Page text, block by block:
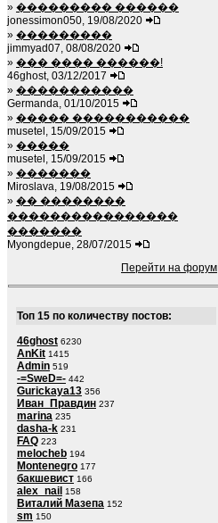
» ��������� ������
jonessimon050, 19/08/2020
» ���������
jimmyad07, 08/08/2020
» ��� ���� ������!
46ghost, 03/12/2017
» �����������
Germanda, 01/10/2015
» ����� �����������
musetel, 15/09/2015
» �����
musetel, 15/09/2015
» �������
Miroslava, 19/08/2015
» �� ��������
����������������
�������
Myongdepue, 28/07/2015
Перейти на форум
Топ 15 по количеству постов:
46ghost 6230
AnKit 1415
Admin 519
-=SweD=- 442
Gurickaya13 356
Иван_Правдин 237
marina 235
dasha-k 231
FAQ 223
melocheb 194
Montenegro 177
бакшевист 166
alex_nail 158
Виталий Мазепа 152
sm 150